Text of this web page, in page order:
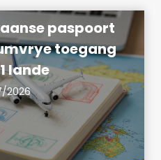
paspoort
toegang
lande
2026